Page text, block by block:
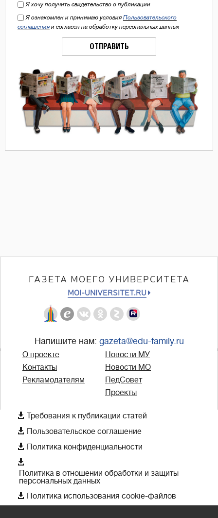
Я хочу получить свидетельство о публикации
Я ознакомлен и принимаю условия Пользовательского
соглашения и согласен на обработку персональных данных
ОТПРАВИТЬ
ГАЗЕТА МОЕГО УНИВЕРСИТЕТА
MOI-UNIVERSITET.RU
Напишите нам: gazeta@edu-family.ru
О проекте
Контакты
Рекламодателям
Новости МУ
Новости МО
ПедСовет
Проекты
 Требования к публикации статей
 Пользовательское соглашение
 Политика конфиденциальности

Политика в отношении обработки и защиты
персональных данных
 Политика использования cookie-файлов